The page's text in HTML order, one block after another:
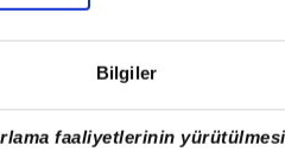
Bilgiler
faaliyetlerinin yürütülmesi